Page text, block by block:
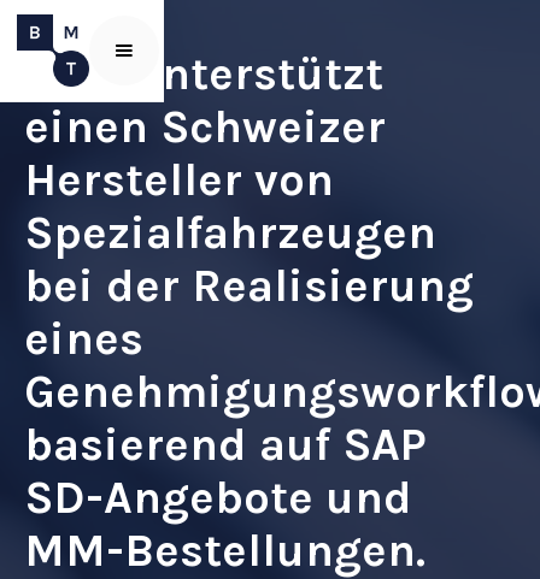
BMT unterstützt
einen Schweizer
Hersteller von
Spezialfahrzeugen
bei der Realisierung
eines
basierend auf SAP
SD-Angebote und
MM-Bestellungen.